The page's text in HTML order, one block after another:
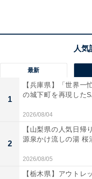
アも含まれたファン必
最新
1
【兵庫県】「世界一
の城下町を再現した
2026/08/04
2
【山梨県の人気日帰
源泉かけ流しの湯 桜
2026/08/05
【栃木県】アウトレ